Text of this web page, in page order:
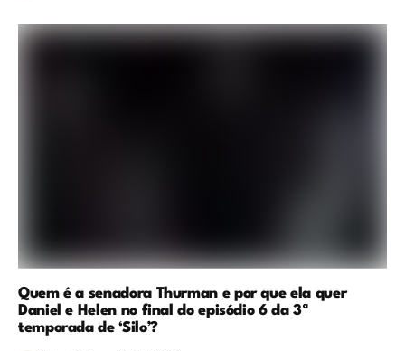
Quem é a senadora Thurman e por que ela quer
Daniel e Helen no final do episódio 6 da 3ª
temporada de ‘Silo’?